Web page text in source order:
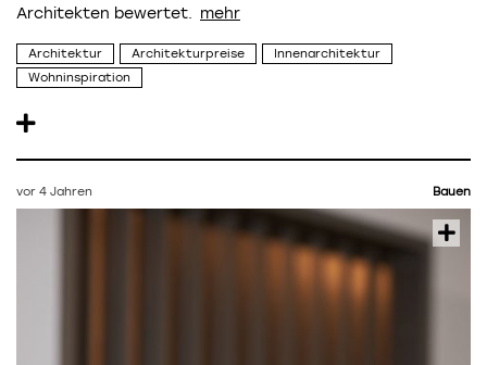
Architekten bewertet.
Architektur Architekturpreise
Innenarchitektur
Wohninspiration
vor 4 Jahren Bauen